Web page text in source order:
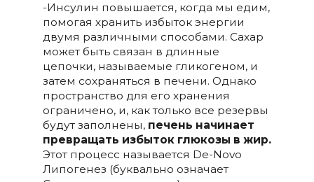
-Инсулин повышается, когда мы едим,
помогая хранить избыток энергии
двумя различными способами. Сахар
может быть связан в длинные
цепочки, называемые гликогеном, и
затем сохраняться в печени. Однако
пространство для его хранения
ограничено, и, как только все резервы
будут заполнены, печень начинает
превращать избыток глюкозы в жир.
Этот процесс называется De-Novo
Липогенез (буквально означает